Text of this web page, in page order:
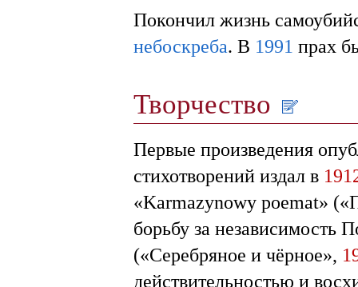
Покончил жизнь
небоскреба. В 1991 прах
Творчество
Первые произведения
стихотворений издал в
«Karmazynowy poemat»
борьбу за независимость
(«Серебряное и чёрное»,
действительностью и